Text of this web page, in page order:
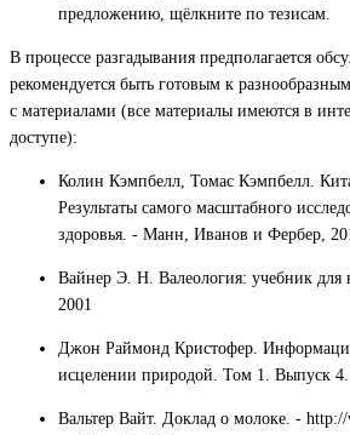
предложению, щёлкните по тезисам.
В процессе разгадывания предполагается
рекомендуется быть готовым к
с материалами (все материалы имеются в
доступе):
Колин Кэмпбелл, Томас Кэмпбелл.
Результаты самого масштабного
здоровья. - Манн, Иванов и Фербер,
Вайнер Э. Н. Валеология: учебник для
2001
Джон Раймонд Кристофер.
исцелении природой. Том 1. Выпуск
Вальтер Вайт. Доклад о молоке. -